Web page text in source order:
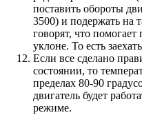
поставить обороты
3500) и подержать на
говорят, что помогает
уклоне. То есть
Если все сделано
состоянии, то
пределах 80-90
двигатель будет
режиме.